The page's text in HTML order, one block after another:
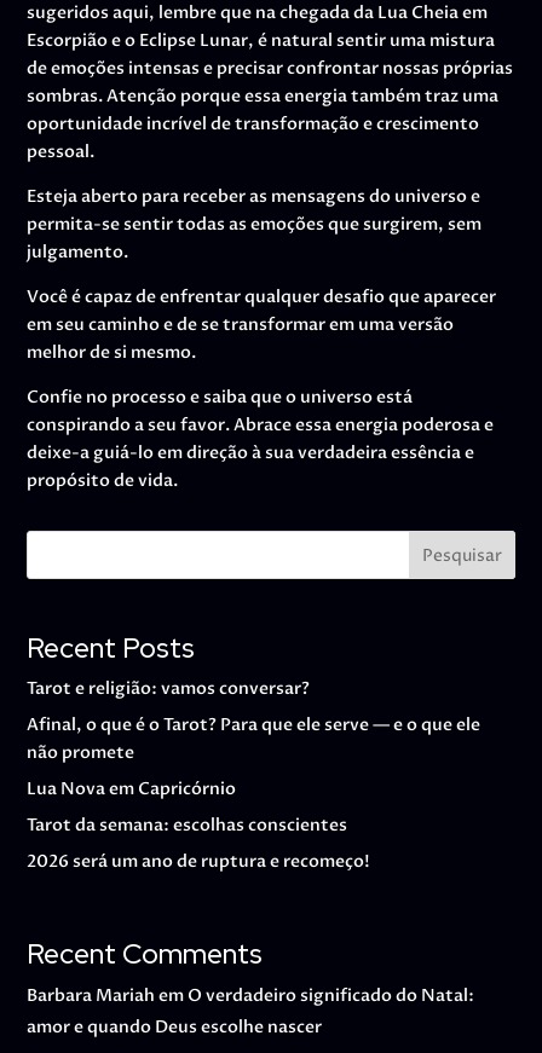
sugeridos aqui, lembre que na chegada da Lua Cheia em
Escorpião e o Eclipse Lunar, é natural sentir uma mistura
de emoções intensas e precisar confrontar nossas próprias
sombras. Atenção porque essa energia também traz uma
oportunidade incrível de transformação e crescimento
pessoal.
Esteja aberto para receber as mensagens do universo e
permita-se sentir todas as emoções que surgirem, sem
julgamento.
Você é capaz de enfrentar qualquer desafio que aparecer
em seu caminho e de se transformar em uma versão
melhor de si mesmo.
Confie no processo e saiba que o universo está
conspirando a seu favor. Abrace essa energia poderosa e
deixe-a guiá-lo em direção à sua verdadeira essência e
propósito de vida.
Pesquisar
Recent Posts
Tarot e religião: vamos conversar?
Afinal, o que é o Tarot? Para que ele serve — e o que ele
não promete
Lua Nova em Capricórnio
Tarot da semana: escolhas conscientes
2026 será um ano de ruptura e recomeço!
Recent Comments
Barbara Mariah em O verdadeiro significado do Natal:
amor e quando Deus escolhe nascer